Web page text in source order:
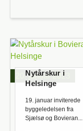
20. januar 2023
Nytårskur i
Helsinge
19. januar inviterede
byggeledelsen fra
Sjælsø og Bovieran...